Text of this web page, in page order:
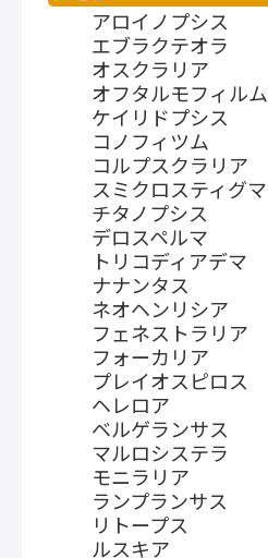
アロイノプシス
エブラクテオラ
オスクラリア
オフタルモフィルム
ケイリドプシス
コノフィツム
コルプスクラリア
スミクロスティグマ
チタノプシス
デロスペルマ
トリコディアデマ
ナナンタス
ネオヘンリシア
フェネストラリア
フォーカリア
プレイオスピロス
ヘレロア
ベルゲランサス
マルロシステラ
モニラリア
ランプランサス
リトープス
ルスキア